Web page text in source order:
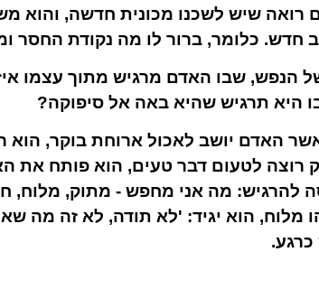
שיש לשכנו מכונית חדשה, והוא
חדש. כלומר, ברור לו מה נקודת החסר
הנפש, שבו האדם מרגיש מתוך עצמו
היא תרגיש שהיא באה אל סיפוקה?
האדם יושב לאכול ארוחת בוקר, הוא
לטעום דבר טעים, הוא פותח את
להרגיש: מה אני מחפש - מתוק, מלוח,
מלוח, הוא יגיד: 'לא תודה, לא זה מה